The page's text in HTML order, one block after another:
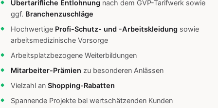
Übertarifliche Entlohnung nach dem GVP-Tarifwerk sowie
ggf. Branchenzuschläge
Hochwertige Profi-Schutz- und -Arbeitskleidung sowie
arbeitsmedizinische Vorsorge
Arbeitsplatzbezogene Weiterbildungen
Mitarbeiter-Prämien zu besonderen Anlässen
Vielzahl an Shopping-Rabatten
Spannende Projekte bei wertschätzenden Kunden